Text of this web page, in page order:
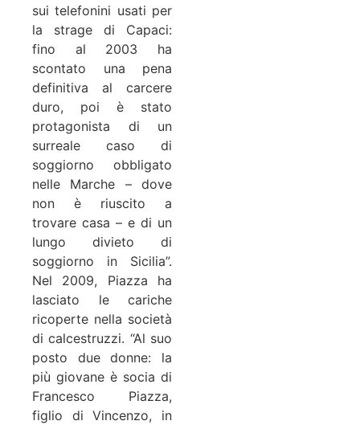
sui telefonini usati per
la strage di Capaci:
fino al 2003 ha
scontato una pena
definitiva al carcere
duro, poi è stato
protagonista di un
surreale caso di
soggiorno obbligato
nelle Marche – dove
non è riuscito a
trovare casa – e di un
lungo divieto di
soggiorno in Sicilia”.
Nel 2009, Piazza ha
lasciato le cariche
ricoperte nella società
di calcestruzzi. “Al suo
posto due donne: la
più giovane è socia di
Francesco Piazza,
figlio di Vincenzo, in